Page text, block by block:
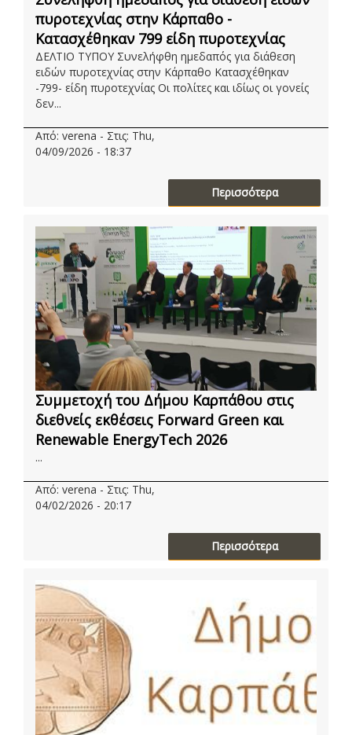
πυροτεχνίας στην Κάρπαθο -
Κατασχέθηκαν 799 είδη πυροτεχνίας
ΔΕΛΤΙΟ ΤΥΠΟΥ Συνελήφθη ημεδαπός για διάθεση
ειδών πυροτεχνίας στην Κάρπαθο Κατασχέθηκαν
-799- είδη πυροτεχνίας Οι πολίτες και ιδίως οι γονείς
δεν...
Από: verena - Στις: Thu,
04/09/2026 - 18:37
Περισσότερα
Συμμετοχή του Δήμου Καρπάθου στις
διεθνείς εκθέσεις Forward Green και
Renewable EnergyTech 2026
...
Από: verena - Στις: Thu,
04/02/2026 - 20:17
Περισσότερα